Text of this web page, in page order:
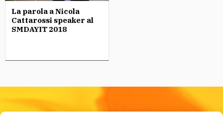
La parola a Nicola
Cattarossi speaker al
SMDAYIT 2018